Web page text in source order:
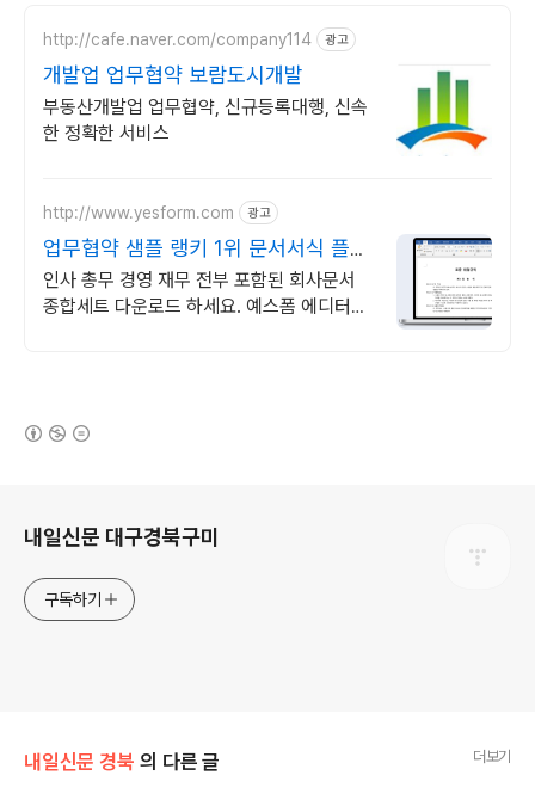
http://cafe.naver.com/company114 광고
개발업 업무협약 보람도시개발
부동산개발업 업무협약, 신규등록대행, 신속
한 정확한 서비스
http://www.yesform.com 광고
업무협약 샘플 랭키 1위 문서서식 플랫
폼
인사 총무 경영 재무 전부 포함된 회사문서
종합세트 다운로드 하세요. 예스폼 에디터로
내일신문 대구경북구미
구독하기
내일신문 경북 의 다른 글 더보기